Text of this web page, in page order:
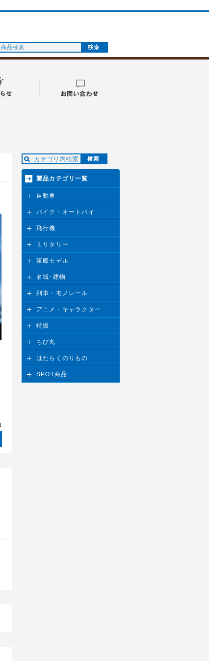
製品カテゴリ一覧
自動車
バイク・オートバイ
飛行機
ミリタリー
軍艦モデル
名城･建物
列車・モノレール
アニメ・キャラクター
特撮
ちび丸
はたらくのりもの
SPOT商品